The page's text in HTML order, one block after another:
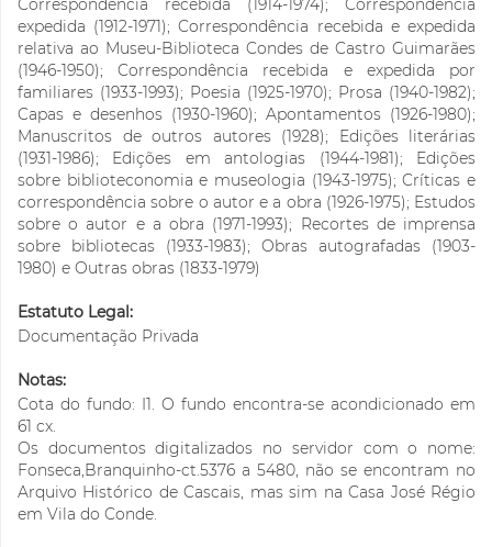
Correspondência recebida (1914-1974); Correspondência
expedida (1912-1971); Correspondência recebida e expedida
relativa ao Museu-Biblioteca Condes de Castro Guimarães
(1946-1950); Correspondência recebida e expedida por
familiares (1933-1993); Poesia (1925-1970); Prosa (1940-1982);
Capas e desenhos (1930-1960); Apontamentos (1926-1980);
Manuscritos de outros autores (1928); Edições literárias
(1931-1986); Edições em antologias (1944-1981); Edições
sobre biblioteconomia e museologia (1943-1975); Críticas e
correspondência sobre o autor e a obra (1926-1975); Estudos
sobre o autor e a obra (1971-1993); Recortes de imprensa
sobre bibliotecas (1933-1983); Obras autografadas (1903-
1980) e Outras obras (1833-1979)
Estatuto Legal:
Documentação Privada
Notas:
Cota do fundo: I1. O fundo encontra-se acondicionado em
61 cx.
Os documentos digitalizados no servidor com o nome:
Fonseca,Branquinho-ct.5376 a 5480, não se encontram no
Arquivo Histórico de Cascais, mas sim na Casa José Régio
em Vila do Conde.